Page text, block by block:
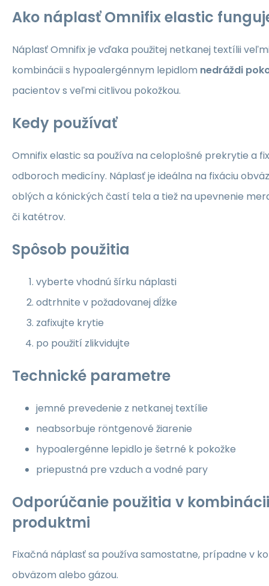
Ako náplasť Omnifix elastic
Náplasť Omnifix je vďaka použitej netkanej textílii
kombinácii s hypoalergénnym lepidlom nedráždi
pacientov s veľmi citlivou pokožkou.
Kedy používať
Omnifix elastic sa používa na celoplošné prekrytie a
odboroch medicíny. Náplasť je ideálna na fixáciu
oblých a kónických častí tela a tiež na upevnenie
či katétrov.
Spôsob použitia
vyberte vhodnú šírku náplasti
odtrhnite v požadovanej dĺžke
zafixujte krytie
po použití zlikvidujte
Technické parametre
jemné prevedenie z netkanej textílie
neabsorbuje röntgenové žiarenie
hypoalergénne lepidlo je šetrné k pokožke
priepustná pre vzduch a vodné pary
Odporúčanie použitia v
produktmi
Fixačná náplasť sa používa samostatne, prípadne v
obväzom alebo gázou.